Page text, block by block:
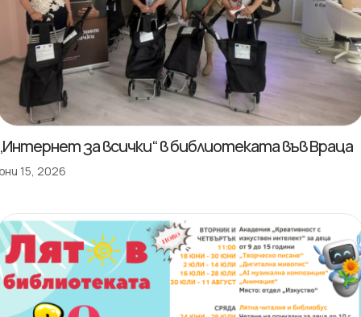
за всички“ в библиотеката във Враца
15, 2026